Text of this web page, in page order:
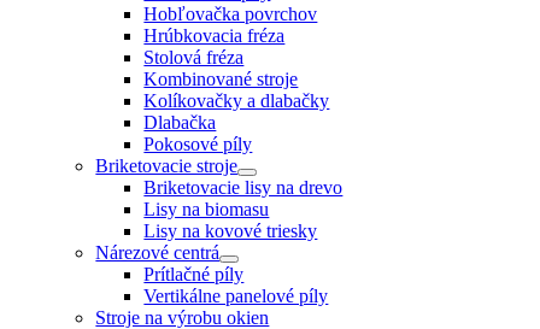
Hobľovačka povrchov
Hrúbkovacia fréza
Stolová fréza
Kombinované stroje
Kolíkovačky a dlabačky
Dlabačka
Pokosové píly
Briketovacie stroje
Briketovacie lisy na drevo
Lisy na biomasu
Lisy na kovové triesky
Nárezové centrá
Prítlačné píly
Vertikálne panelové píly
Stroje na výrobu okien